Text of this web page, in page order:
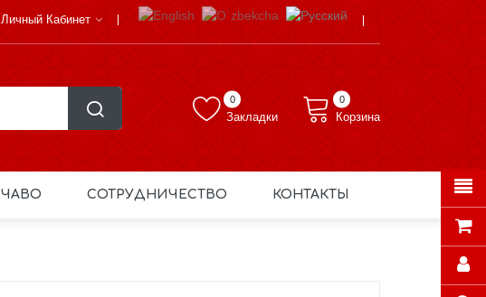
Личный Кабинет
Закладки
0 0
Корзина
ЧАВО СОТРУДНИЧЕСТВО КОНТАКТЫ